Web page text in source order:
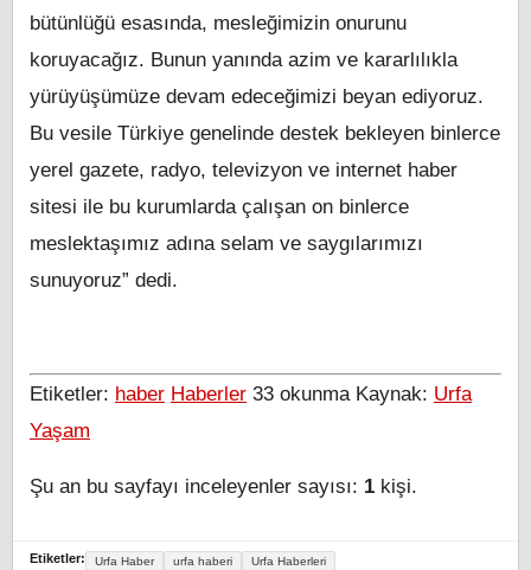
bütünlüğü esasında, mesleğimizin onurunu
koruyacağız. Bunun yanında azim ve kararlılıkla
yürüyüşümüze devam edeceğimizi beyan ediyoruz.
Bu vesile Türkiye genelinde destek bekleyen binlerce
yerel gazete, radyo, televizyon ve internet haber
sitesi ile bu kurumlarda çalışan on binlerce
meslektaşımız adına selam ve saygılarımızı
sunuyoruz” dedi.
Etiketler: haber Haberler 33 okunma Kaynak: Urfa
Yaşam
Şu an bu sayfayı inceleyenler sayısı: 1 kişi.
Etiketler: Urfa Haber urfa haberi Urfa Haberleri